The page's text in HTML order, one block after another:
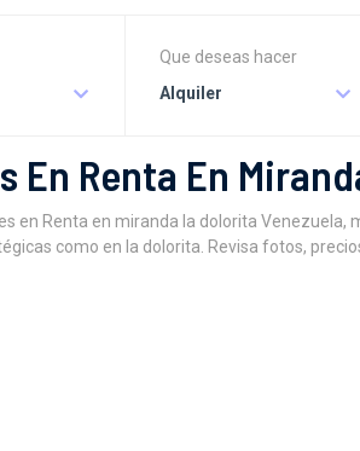
Que deseas hacer
Alquiler
En Renta En
en Renta en miranda la dolorita
como en la dolorita. Revisa fotos,